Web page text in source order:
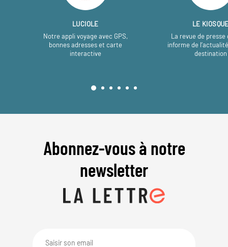
LUCIOLE
Notre appli voyage avec GPS,
bonnes adresses et carte
interactive
LE
La revue de presse
informe de
destination
Abonnez-vous à notre
newsletter